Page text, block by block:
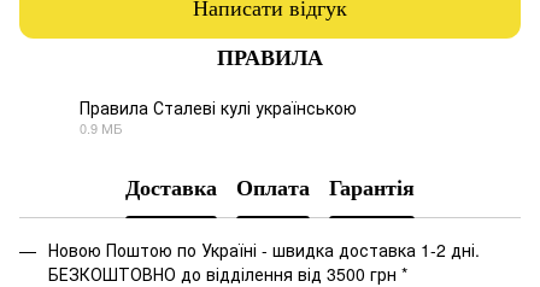
Написати відгук
ПРАВИЛА
Правила Сталеві кулі українською
0.9 МБ
Доставка Оплата Гарантія
Новою Поштою по Україні - швидка доставка 1-2 дні.
БЕЗКОШТОВНО до відділення від 3500 грн *